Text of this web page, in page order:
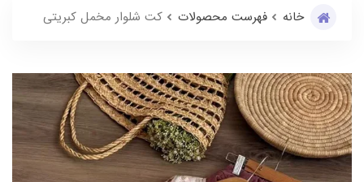
خانه فهرست محصولات کت شلوار مخمل کبریتی